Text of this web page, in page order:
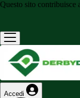
Questo sito contribuisce
Accedi